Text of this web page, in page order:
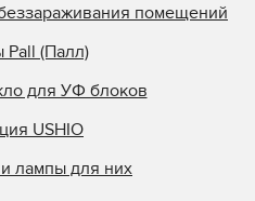
помещений
Pall (Палл)
для УФ блоков
USHIO
лампы для них